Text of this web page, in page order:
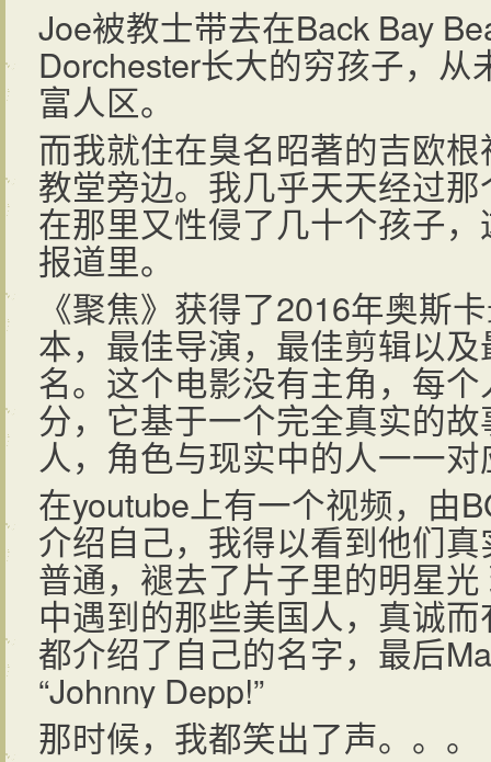
Joe被教士带去在Back Bay
Dorchester长大的穷孩子，
富人区。
而我就住在臭名昭著的吉欧
教堂旁边。我几乎天天经过
在那里又性侵了几十个孩子
报道里。
《聚焦》获得了2016年奥斯
本，最佳导演，最佳剪辑以
名。这个电影没有主角，每
分，它基于一个完全真实的
人，角色与现实中的人一一对
在youtube上有一个视频，由
介绍自己，我得以看到他们
普通，褪去了片子里的明星
中遇到的那些美国人，真诚
都介绍了自己的名字，最后
“Johnny Depp!”
那时候，我都笑出了声。。。